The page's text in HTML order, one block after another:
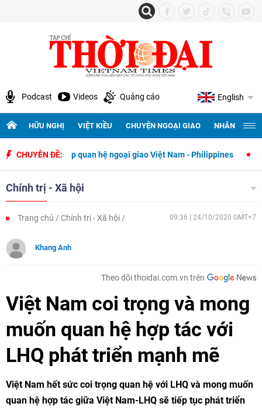
Podcast Videos Quảng cáo English
HỮU NGHỊ VIỆT KIỀU CHUYỆN NGOẠI GIAO NHÂN
CHUYÊN ĐỀ:
thiết lập quan hệ ngoại giao Việt Nam - Philippines 500 ngày
Chính trị - Xã hội
Trang chủ Chính trị - Xã hội 09:36 | 24/10/2020 GMT+7
Khang Anh
Theo dõi thoidai.com.vn trên
Việt Nam coi trọng và mong
muốn quan hệ hợp tác với
LHQ phát triển mạnh mẽ
Việt Nam hết sức coi trọng quan hệ với LHQ và mong muốn
quan hệ hợp tác giữa Việt Nam-LHQ sẽ tiếp tục phát triển